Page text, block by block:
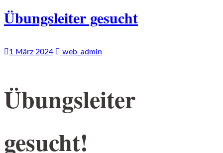
Übungsleiter gesucht
1 März 2024 web_admin
Übungsleiter
gesucht!